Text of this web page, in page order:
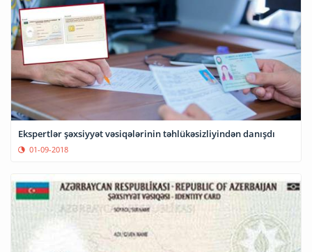
Ekspertlər şəxsiyyət vəsiqələrinin təhlükəsizliyindən danışdı
01-09-2018